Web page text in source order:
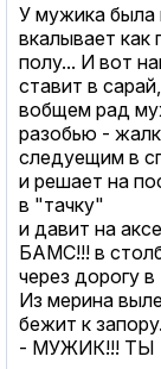
У мужика была
вкалывает как
полу... И вот
ставит в
вобщем рад
разобью -
следуещим в
и решает на
в "тачку"
и давит на
БАМС!!! в
через дорогу
Из мерина
бежит к
- МУЖИК!!! ТЫ